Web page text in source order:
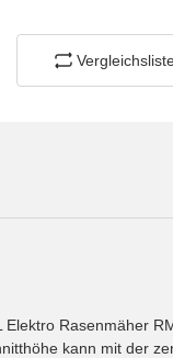
Rasenmäher
kann mit der